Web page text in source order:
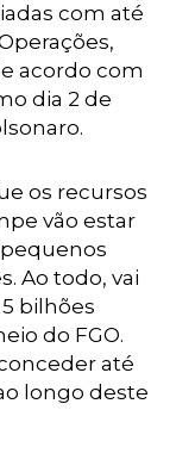
com até
acordo com
dia 2 de
os recursos
vão estar
Ao todo, vai
bilhões
do FGO.
até
longo deste